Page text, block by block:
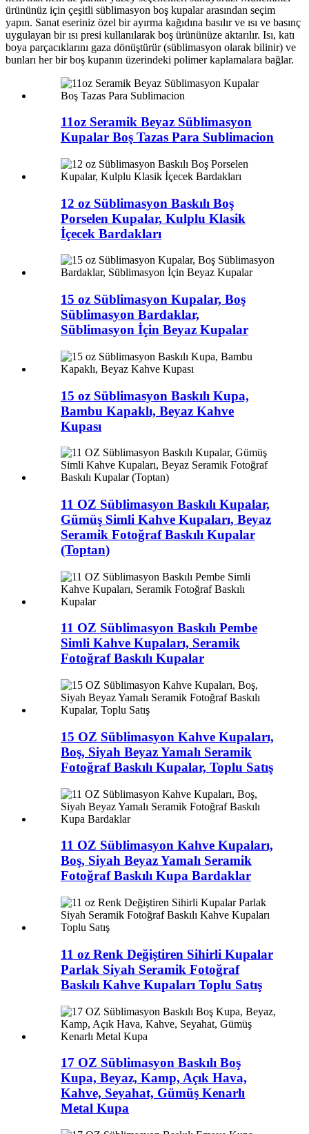
ürününüz için çeşitli süblimasyon boş kupalar arasından seçim
yapın. Sanat eseriniz özel bir ayırma kağıdına basılır ve ısı ve basınç
uygulayan bir ısı presi kullanılarak boş ürününüze aktarılır. Isı, katı
boya parçacıklarını gaza dönüştürür (süblimasyon olarak bilinir) ve
bunları her bir boş kupanın üzerindeki polimer kaplamalara bağlar.
11oz Seramik Beyaz Süblimasyon
Kupalar Boş Tazas Para Sublimacion
12 oz Süblimasyon Baskılı Boş
Porselen Kupalar, Kulplu Klasik
İçecek Bardakları
15 oz Süblimasyon Kupalar, Boş
Süblimasyon Bardaklar,
Süblimasyon İçin Beyaz Kupalar
15 oz Süblimasyon Baskılı Kupa,
Bambu Kapaklı, Beyaz Kahve
Kupası
11 OZ Süblimasyon Baskılı Kupalar,
Gümüş Simli Kahve Kupaları, Beyaz
Seramik Fotoğraf Baskılı Kupalar
(Toptan)
11 OZ Süblimasyon Baskılı Pembe
Simli Kahve Kupaları, Seramik
Fotoğraf Baskılı Kupalar
15 OZ Süblimasyon Kahve Kupaları,
Boş, Siyah Beyaz Yamalı Seramik
Fotoğraf Baskılı Kupalar, Toplu Satış
11 OZ Süblimasyon Kahve Kupaları,
Boş, Siyah Beyaz Yamalı Seramik
Fotoğraf Baskılı Kupa Bardaklar
11 oz Renk Değiştiren Sihirli Kupalar
Parlak Siyah Seramik Fotoğraf
Baskılı Kahve Kupaları Toplu Satış
17 OZ Süblimasyon Baskılı Boş
Kupa, Beyaz, Kamp, Açık Hava,
Kahve, Seyahat, Gümüş Kenarlı
Metal Kupa